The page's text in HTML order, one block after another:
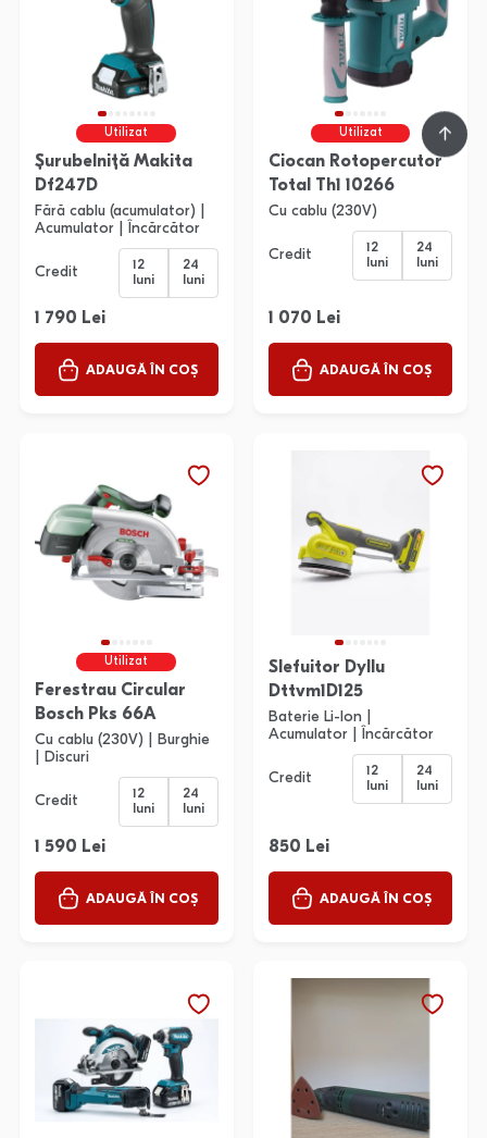
Utilizat
Șurubelniță Makita
Df247D
Fără cablu (acumulator) |
Acumulator | Încărcător
Credit
12
luni
24
luni
1 790 Lei
ADAUGĂ ÎN COȘ
Utilizat
Ciocan Rotopercutor
Total Th1 10266
Cu cablu (230V)
Credit
12
luni
24
luni
1 070 Lei
ADAUGĂ ÎN COȘ
Utilizat
Ferestrau Circular
Bosch Pks 66A
Cu cablu (230V) | Burghie
| Discuri
Credit
12
luni
24
luni
1 590 Lei
ADAUGĂ ÎN COȘ
Slefuitor Dyllu
Dttvm1D125
Baterie Li-Ion |
Acumulator | Încărcător
Credit
12
luni
24
luni
850 Lei
ADAUGĂ ÎN COȘ